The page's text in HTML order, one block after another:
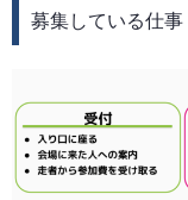
募集している仕事